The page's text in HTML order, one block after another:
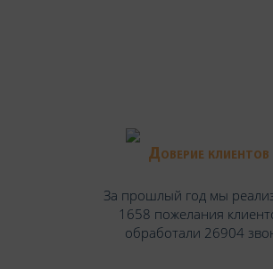
Доверие клиентов
За прошлый год мы
1658 пожелания
обработали 26904